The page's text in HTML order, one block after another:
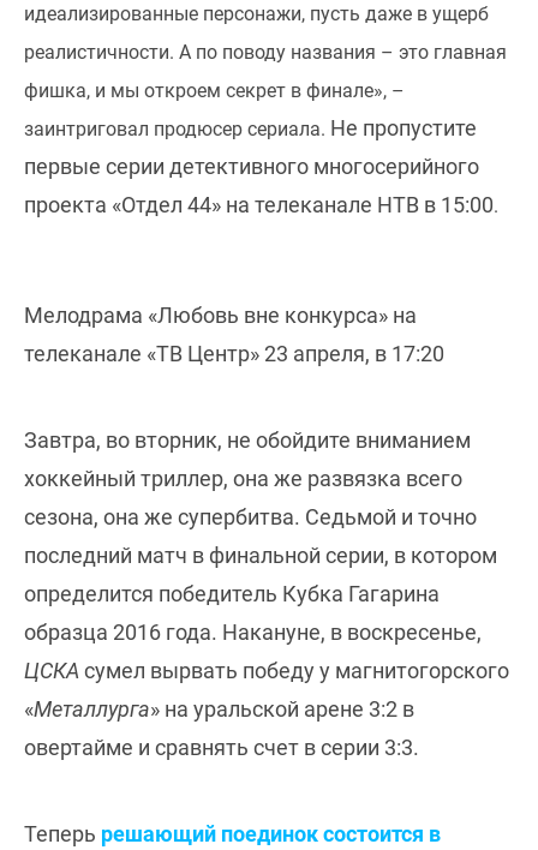
идеализированные персонажи, пусть даже в ущерб
реалистичности. А по поводу названия – это главная
фишка, и мы откроем секрет в финале», –
заинтриговал продюсер сериала. Не пропустите
первые серии детективного многосерийного
проекта «Отдел 44» на телеканале НТВ в 15:00.
Мелодрама «Любовь вне конкурса» на
телеканале «ТВ Центр» 23 апреля, в 17:20
Завтра, во вторник, не обойдите вниманием
хоккейный триллер, она же развязка всего
сезона, она же супербитва. Седьмой и точно
последний матч в финальной серии, в котором
определится победитель Кубка Гагарина
образца 2016 года. Накануне, в воскресенье,
ЦСКА сумел вырвать победу у магнитогорского
«Металлурга» на уральской арене 3:2 в
овертайме и сравнять счет в серии 3:3.
Теперь решающий поединок состоится в